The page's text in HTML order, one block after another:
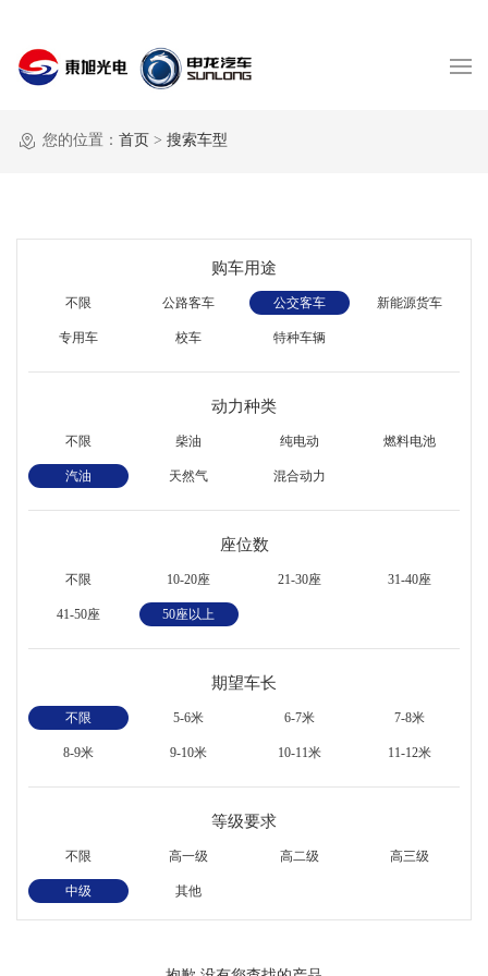
您的位置： 首页 > 搜索车型
购车用途
不限 公路客车 公交客车 新能源货车
专用车 校车 特种车辆
动力种类
不限 柴油 纯电动 燃料电池
汽油 天然气 混合动力
座位数
不限 10-20座 21-30座 31-40座
41-50座 50座以上
期望车长
不限 5-6米 6-7米 7-8米
8-9米 9-10米 10-11米 11-12米
等级要求
不限 高一级 高二级 高三级
中级 其他